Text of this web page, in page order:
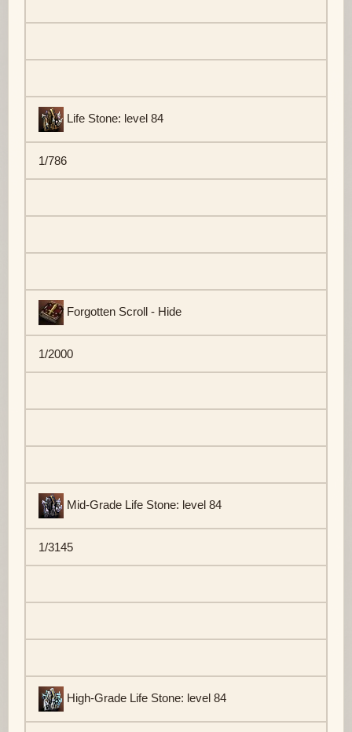
Life Stone: level 84
1/786
Forgotten Scroll - Hide
1/2000
Mid-Grade Life Stone: level 84
1/3145
High-Grade Life Stone: level 84